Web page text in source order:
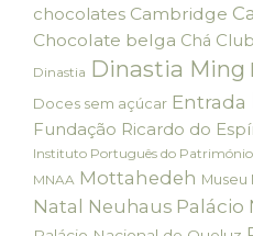
chocolates Cambridge
Chocolate belga Chá
Dinastia Dinastia Ming
Doces sem açúcar Entrada
Fundação Ricardo do
Instituto Português do
MNAA Mottahedeh
Natal Neuhaus Palácio